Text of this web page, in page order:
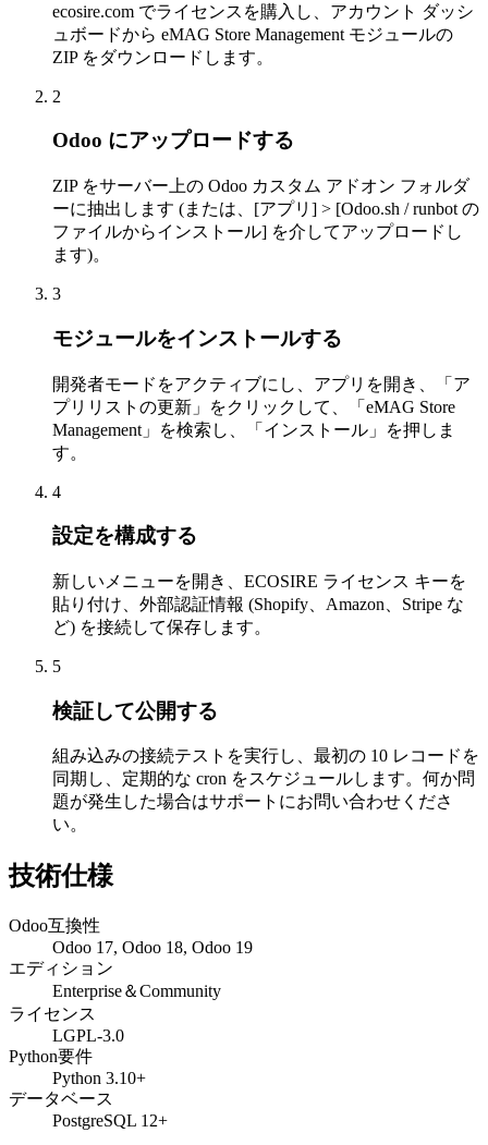
ecosire.com でライセンスを購入し、アカウント ダッシ
ュボードから eMAG Store Management モジュールの
ZIP をダウンロードします。
2
Odoo にアップロードする
ZIP をサーバー上の Odoo カスタム アドオン フォルダ
ーに抽出します (または、[アプリ] > [Odoo.sh / runbot の
ファイルからインストール] を介してアップロードし
ます)。
3
モジュールをインストールする
開発者モードをアクティブにし、アプリを開き、「ア
プリリストの更新」をクリックして、「eMAG Store
Management」を検索し、「インストール」を押しま
す。
4
設定を構成する
新しいメニューを開き、ECOSIRE ライセンス キーを
貼り付け、外部認証情報 (Shopify、Amazon、Stripe な
ど) を接続して保存します。
5
検証して公開する
組み込みの接続テストを実行し、最初の 10 レコードを
同期し、定期的な cron をスケジュールします。何か問
題が発生した場合はサポートにお問い合わせくださ
い。
技術仕様
Odoo互換性
Odoo 17, Odoo 18, Odoo 19
エディション
Enterprise＆Community
ライセンス
LGPL-3.0
Python要件
Python 3.10+
データベース
PostgreSQL 12+